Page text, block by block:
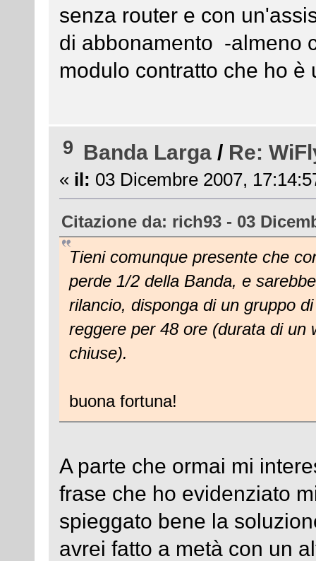
senza router e con
di abbonamento -almeno
modulo contratto che ho è
9 Banda Larga / Re:
« il: 03 Dicembre 2007,
Citazione da: rich93 - 03
Tieni comunque presente che
perde 1/2 della Banda, e
rilancio, disponga di un gruppo
reggere per 48 ore (durata di un
chiuse).
buona fortuna!
A parte che ormai mi
frase che ho evidenziato
spieggato bene la
avrei fatto a metà con un